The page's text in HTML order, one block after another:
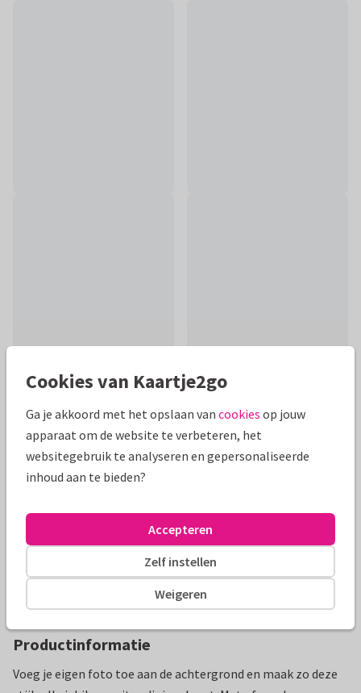
Mooie extra's bij je kaart
Productinformatie
Voeg je eigen foto toe aan de achtergrond en maak zo deze
Cookies van Kaartje2go
Ga je akkoord met het opslaan van cookies op jouw
apparaat om de website te verbeteren, het
websitegebruik te analyseren en gepersonaliseerde
inhoud aan te bieden?
Weigeren
Zelf instellen
Accepteren